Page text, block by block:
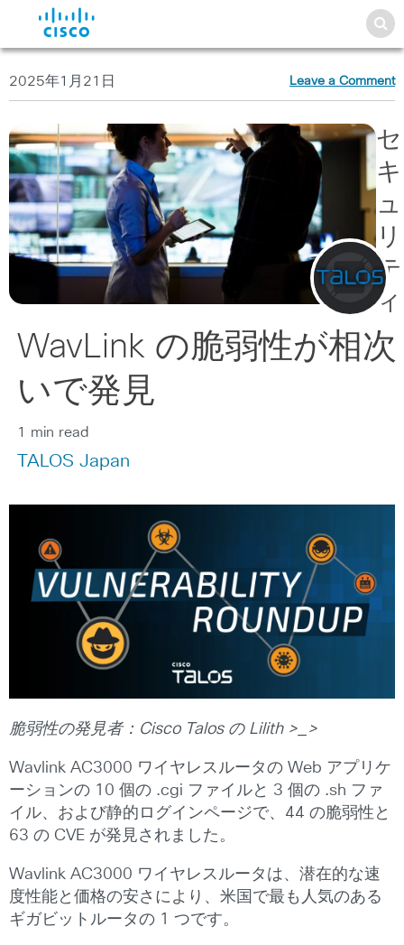
2025年1月21日 Leave a Comment
セ
キ
ュ
リ
テ
ィ
WavLink の脆弱性が相次
いで発見
1 min read
TALOS Japan
脆弱性の発見者： Cisco Talos のLilith >_>
Wavlink AC3000 ワイヤレスルータの Web アプリケ
ーションの 10 個の .cgi ファイルと 3 個の .sh ファ
イル、および静的ログインページで、44 の脆弱性と
63 の CVE が発見されました。
Wavlink AC3000 ワイヤレスルータは、潜在的な速
度性能と価格の安さにより、米国で最も人気のある
ギガビットルータの 1 つです。